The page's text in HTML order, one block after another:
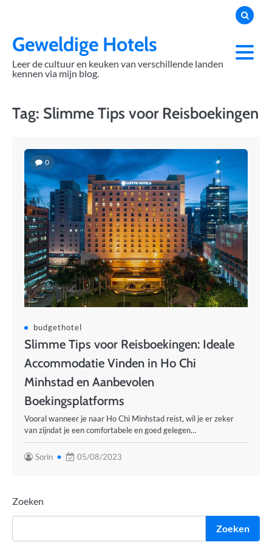
contentGeweldige Hotels
Leer de cultuur en keuken van verschillende landen
kennen via mijn blog.
Tag: Slimme Tips voor Reisboekingen
0
budgethotel
Slimme Tips voor Reisboekingen: Ideale
Accommodatie Vinden in Ho Chi
Minhstad en Aanbevolen
Boekingsplatforms
Vooral wanneer je naar Ho Chi Minhstad reist, wil je er zeker
van zijndat je een comfortabele en goed gelegen…
Sorin 05/08/2023
Zoeken
Zoeken